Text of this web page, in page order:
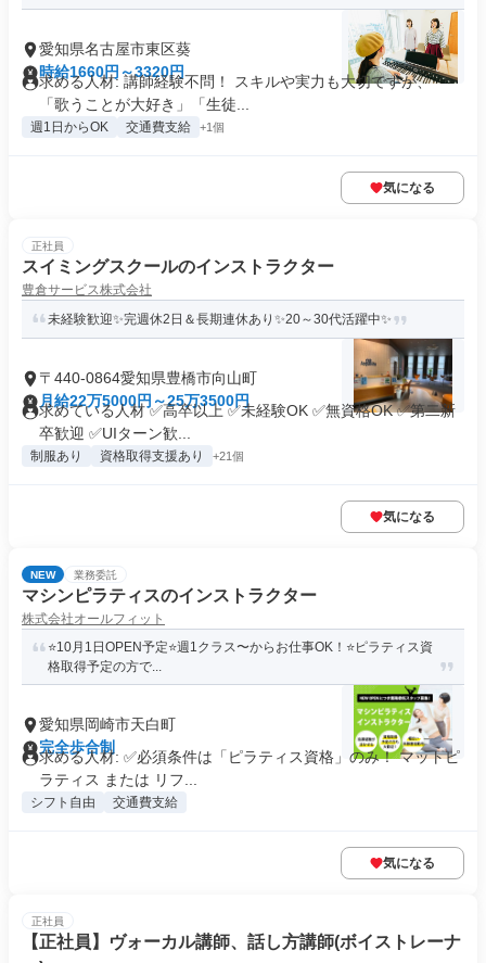
愛知県名古屋市東区葵
時給1660円～3320円
求める人材: 講師経験不問！ スキルや実力も大切ですが、
「歌うことが大好き」「生徒...
週1日からOK 交通費支給 +1個
気になる
正社員
スイミングスクールのインストラクター
豊倉サービス株式会社
未経験歓迎✨完週休2日＆長期連休あり✨20～30代活躍中✨
〒440-0864愛知県豊橋市向山町
月給22万5000円～25万3500円
求めている人材 ✅高卒以上 ✅未経験OK ✅無資格OK ✅第二新
卒歓迎 ✅UIターン歓...
制服あり 資格取得支援あり +21個
気になる
NEW 業務委託
マシンピラティスのインストラクター
株式会社オールフィット
⭐️10月1日OPEN予定⭐️週1クラス〜からお仕事OK！⭐️ピラティス資
格取得予定の方で...
愛知県岡崎市天白町
完全歩合制
求める人材: ✅️必須条件は「ピラティス資格」のみ！ マットピ
ラティス または リフ...
シフト自由 交通費支給
気になる
正社員
【正社員】ヴォーカル講師、話し方講師(ボイストレーナ